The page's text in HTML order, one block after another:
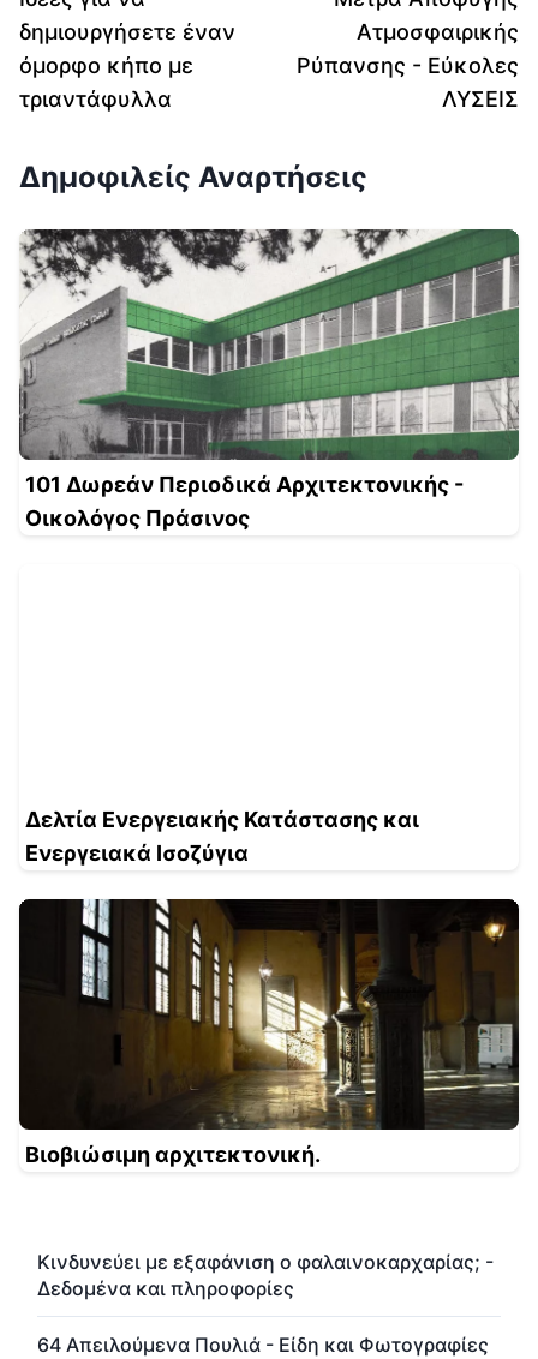
δημιουργήσετε έναν
όμορφο κήπο με
τριαντάφυλλα
Ατμοσφαιρικής
Ρύπανσης - Εύκολες
ΛΥΣΕΙΣ
Δημοφιλείς Αναρτήσεις
101 Δωρεάν Περιοδικά Αρχιτεκτονικής -
Οικολόγος Πράσινος
Δελτία Ενεργειακής Κατάστασης και
Ενεργειακά Ισοζύγια
Βιοβιώσιμη αρχιτεκτονική.
Κινδυνεύει με εξαφάνιση ο φαλαινοκαρχαρίας; -
Δεδομένα και πληροφορίες
64 Απειλούμενα Πουλιά - Είδη και Φωτογραφίες